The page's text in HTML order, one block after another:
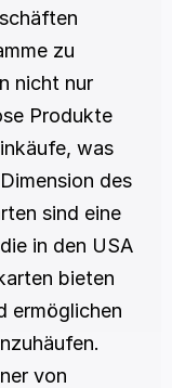
zu
nicht nur
Produkte
was
des
sind eine
in den USA
bieten
ermöglichen
von